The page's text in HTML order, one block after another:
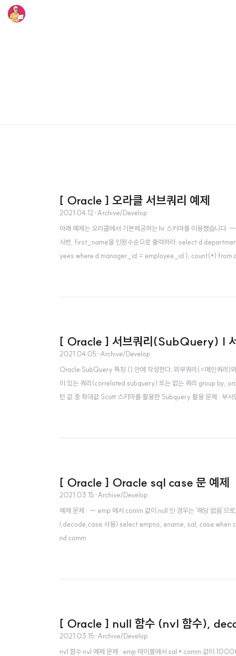
[ Oracle ] 오라클 서브쿼리 예제
2021.04.12 ·Archive/Develop
아래 예제는 오라클에서 기본제공하는 hr 스키마를 이용했습니
사번, first_name을 인원수순으로 출력하라. select
yees where d.manager_id = employee_id ), count(*)
[ Oracle ] 서브쿼리(SubQuery) |
2021.04.05 ·Archive/Develop
Oracle SubQuery 특징 () 안에 작성한다. 외부쿼리(=메인쿼리)
이 있는 쿼리(correlated subquery) 또는 없는 쿼리 group by,
턴 값 중 최대값 Scott 스키마를 활용한 Subquery 활용 문제 : 부
[ Oracle ] Oracle sql case 문 예제
2021.03.15 ·Archive/Develop
예제 문제 : -- emp 에서 comm 값이 null 인 경우는 '해당 없음'
l,decode,case 사용) select empno, ename, sal, case
nd comm
[ Oracle ] null 함수 (nvl 함수),
2021.03.15 ·Archive/Develop
nvl 함수 nvl 예제 문제 : emp 테이블에서 sal * comm 값이